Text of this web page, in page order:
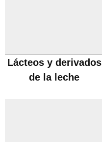
Lácteos y derivados
de la leche